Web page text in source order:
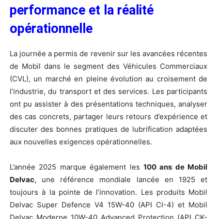
performance et la réalité
opérationnelle
La journée a permis de revenir sur les avancées récentes
de Mobil dans le segment des Véhicules Commerciaux
(CVL), un marché en pleine évolution au croisement de
l’industrie, du transport et des services. Les participants
ont pu assister à des présentations techniques, analyser
des cas concrets, partager leurs retours d’expérience et
discuter des bonnes pratiques de lubrification adaptées
aux nouvelles exigences opérationnelles.
L’année 2025 marque également les 100 ans de Mobil
Delvac, une référence mondiale lancée en 1925 et
toujours à la pointe de l’innovation. Les produits Mobil
Delvac Super Defence V4 15W-40 (API CI-4) et Mobil
Delvac Moderne 10W-40 Advanced Protection (API CK-